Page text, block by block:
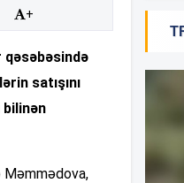
+
qəsəbəsində
satışını
Məmmədova,